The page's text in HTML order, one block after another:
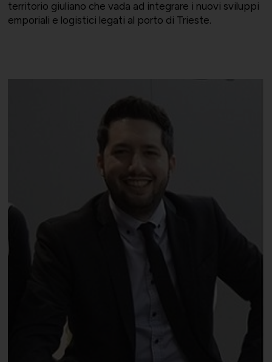
territorio giuliano che vada ad integrare i nuovi sviluppi
emporiali e logistici legati al porto di Trieste.